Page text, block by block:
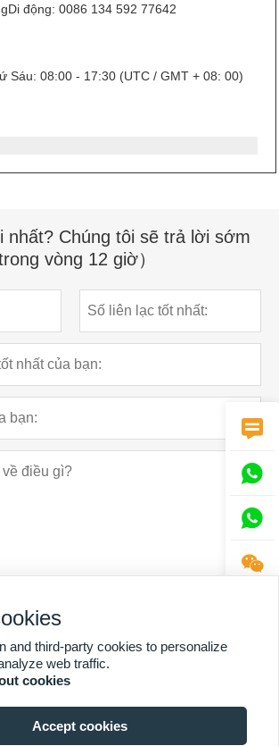
Di động: 0086 134 592 77642
Sáu: 08:00 - 17:30 (UTC / GMT + 08: 00)
nhất? Chúng tôi sẽ trả lời sớm
vòng 12 giờ）
Chính sách bảo mật




and third-party cookies to personalize
web traffic.
cookies
Accept cookies